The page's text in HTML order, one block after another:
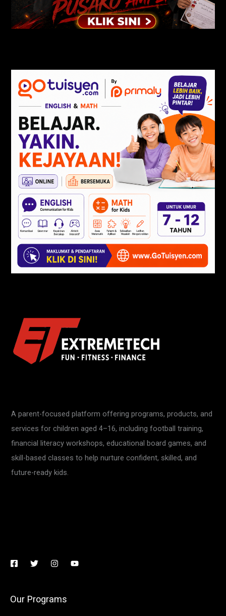
A parent-focused platform offering programs, products, and
services for children aged 4–16, including football training,
financial literacy workshops, educational board games, and
skill-based classes to help nurture confident, skilled, and
future-ready kids.
Our Programs